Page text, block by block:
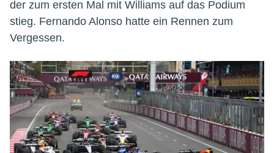
der zum ersten Mal mit Williams auf das Podium
stieg. Fernando Alonso hatte ein Rennen zum
Vergessen.